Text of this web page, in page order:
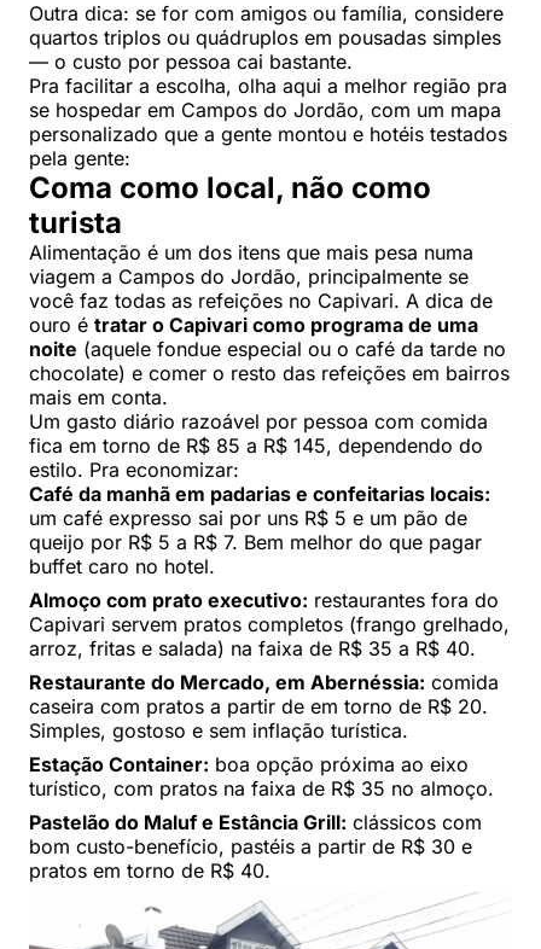
Outra dica: se for com amigos ou família, considere
quartos triplos ou quádruplos em pousadas simples
— o custo por pessoa cai bastante.
Pra facilitar a escolha, olha aqui a melhor região pra
se hospedar em Campos do Jordão, com um mapa
personalizado que a gente montou e hotéis testados
pela gente:
Coma como local, não como
turista
Alimentação é um dos itens que mais pesa numa
viagem a Campos do Jordão, principalmente se
você faz todas as refeições no Capivari. A dica de
ouro é tratar o Capivari como programa de uma
noite (aquele fondue especial ou o café da tarde no
chocolate) e comer o resto das refeições em bairros
mais em conta.
Um gasto diário razoável por pessoa com comida
fica em torno de R$ 85 a R$ 145, dependendo do
estilo. Pra economizar:
Café da manhã em padarias e confeitarias locais:
um café expresso sai por uns R$ 5 e um pão de
queijo por R$ 5 a R$ 7. Bem melhor do que pagar
buffet caro no hotel.
Almoço com prato executivo: restaurantes fora do
Capivari servem pratos completos (frango grelhado,
arroz, fritas e salada) na faixa de R$ 35 a R$ 40.
Restaurante do Mercado, em Abernéssia: comida
caseira com pratos a partir de em torno de R$ 20.
Simples, gostoso e sem inflação turística.
Estação Container: boa opção próxima ao eixo
turístico, com pratos na faixa de R$ 35 no almoço.
Pastelão do Maluf e Estância Grill: clássicos com
bom custo-benefício, pastéis a partir de R$ 30 e
pratos em torno de R$ 40.